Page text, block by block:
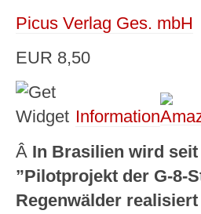
Picus Verlag Ges. mbH
EUR 8,50
Information
Â In Brasilien wird
”Pilotprojekt der G-
Regenwälder